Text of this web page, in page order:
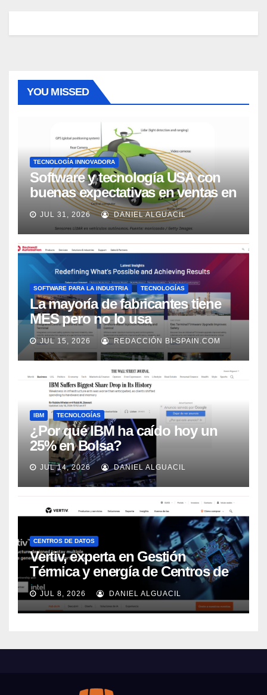
YOU MISSED
TECNOLOGÍA INNOVADORA
Software y tecnología USA con
buenas expectativas en ventas en
los próximos 2 años, según
Market Watch
JUL 31, 2026 DANIEL ALGUACIL
SOFTWARE PARA LA INDUSTRIA TECNOLOGÍAS
La mayoría de fabricantes tiene
MES pero no lo usa
adecuadamente, según Rockwell
Automation
JUL 15, 2026 REDACCIÓN BI-SPAIN.COM
IBM TECNOLOGÍAS
¿Por qué IBM ha caído hoy un
25% en Bolsa?
JUL 14, 2026 DANIEL ALGUACIL
CENTROS DE DATOS
Vertiv, experta en Gestión
Térmica y energía de Centros de
Datos, sigue su crecimiento
imparable
JUL 8, 2026 DANIEL ALGUACIL